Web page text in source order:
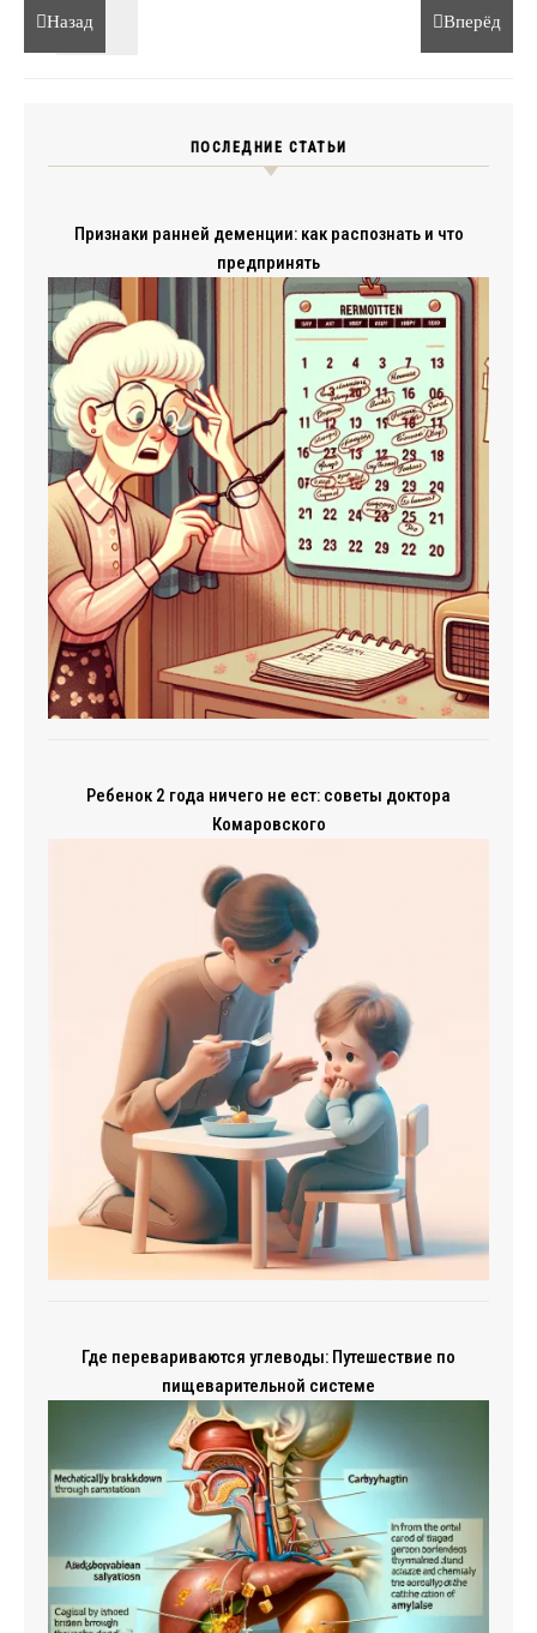
Назад Вперёд
ПОСЛЕДНИЕ СТАТЬИ
Признаки ранней деменции: как распознать и что
предпринять
Ребенок 2 года ничего не ест: советы доктора
Комаровского
Где перевариваются углеводы: Путешествие по
пищеварительной системе